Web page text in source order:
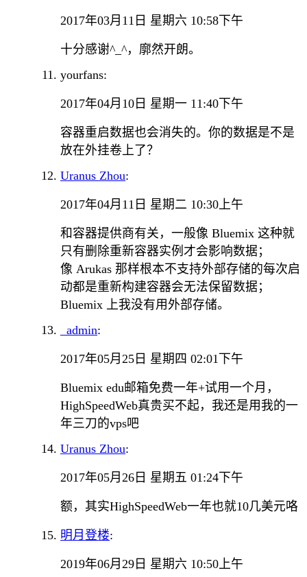
2017年03月11日 星期六 10:58下午
十分感谢^_^，廓然开朗。
yourfans:
2017年04月10日 星期一 11:40下午
容器重启数据也会消失的。你的数据是不是
放在外挂卷上了？
Uranus Zhou:
2017年04月11日 星期二 10:30上午
和容器提供商有关，一般像 Bluemix 这种就
只有删除重新容器实例才会影响数据；
像 Arukas 那样根本不支持外部存储的每次启
动都是重新构建容器会无法保留数据；
Bluemix 上我没有用外部存储。
_admin:
2017年05月25日 星期四 02:01下午
Bluemix edu邮箱免费一年+试用一个月，
HighSpeedWeb真贵买不起，我还是用我的一
年三刀的vps吧
Uranus Zhou:
2017年05月26日 星期五 01:24下午
额，其实HighSpeedWeb一年也就10几美元咯
明月登楼:
2019年06月29日 星期六 10:50上午